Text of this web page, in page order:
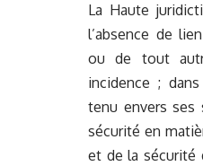
La Haute
l’absence de
ou de tout
incidence ;
tenu envers ses
sécurité en
et de la sécurité